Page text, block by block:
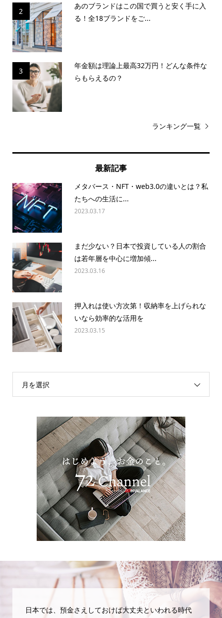
2
あのブランドはこの国で買うと安く手に入
る！全18ブランドをご...
3
年金額は理論上最高32万円！どんな条件な
らもらえるの？
ランキング一覧
最新記事
メタバース・NFT・web3.0の違いとは？私
たちへの生活に...
2023.03.17
まだ少ない？日本で投資している人の割合
は若年層を中心に増加傾...
2023.03.16
押入れは使い方次第！収納率を上げられな
いなら効率的な活用を
2023.03.15
月を選択
日本では、預金さえしておけば大丈夫といわれる時代